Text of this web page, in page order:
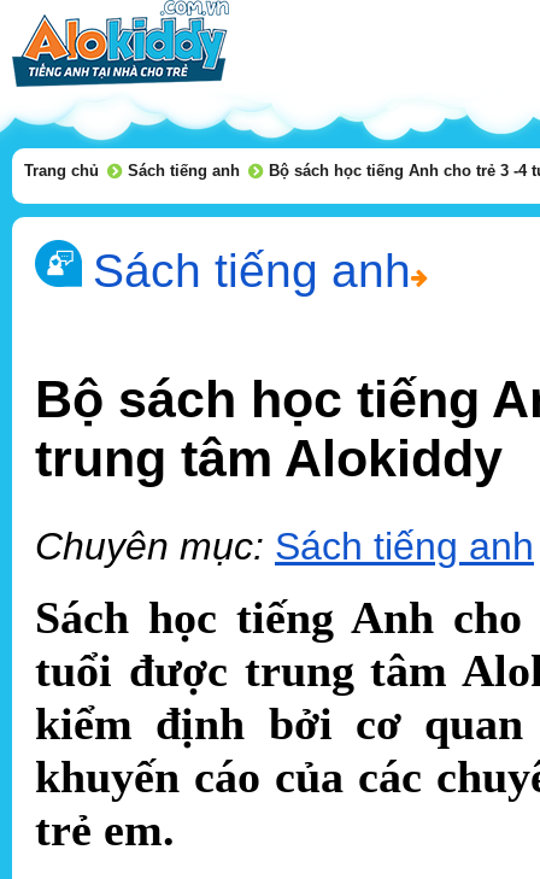
Trang chủ Sách tiếng anh Bộ sách học tiếng Anh cho trẻ 3 -4
Sách tiếng anh
Bộ sách học tiếng
trung tâm Alokiddy
Chuyên mục: Sách tiếng anh
Sách học tiếng Anh cho
tuổi được trung tâm
kiểm định bởi cơ
khuyến cáo của các
trẻ em.